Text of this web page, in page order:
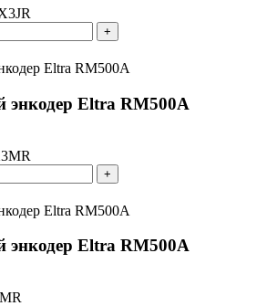
+
энкодер Eltra RM500A
+
энкодер Eltra RM500A